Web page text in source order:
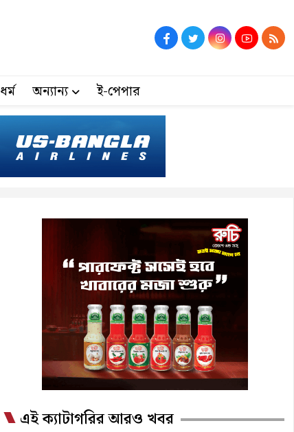
ধর্ম অন্যান্য ই-পেপার
এই ক্যাটাগরির আরও খবর